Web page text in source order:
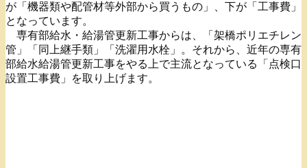
が「機器類や配管材等外部から買うもの」、下が「工事費」
となっています。
専有部給水・給湯管更新工事からは、「架橋ポリエチレン
管」「同上継手類」「洗濯用水栓」。それから、近年の専有
部給水給湯管更新工事をやる上で主流となっている「点検口
設置工事費」を取り上げます。